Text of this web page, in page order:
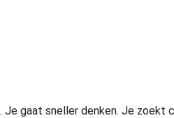
Je gaat sneller denken. Je zoekt